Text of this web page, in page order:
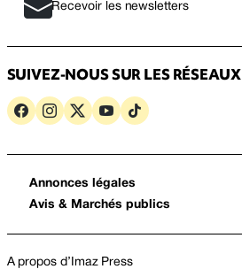
Recevoir les newsletters
SUIVEZ-NOUS SUR LES RÉSEAUX
Annonces légales
Avis & Marchés publics
A propos d’Imaz Press